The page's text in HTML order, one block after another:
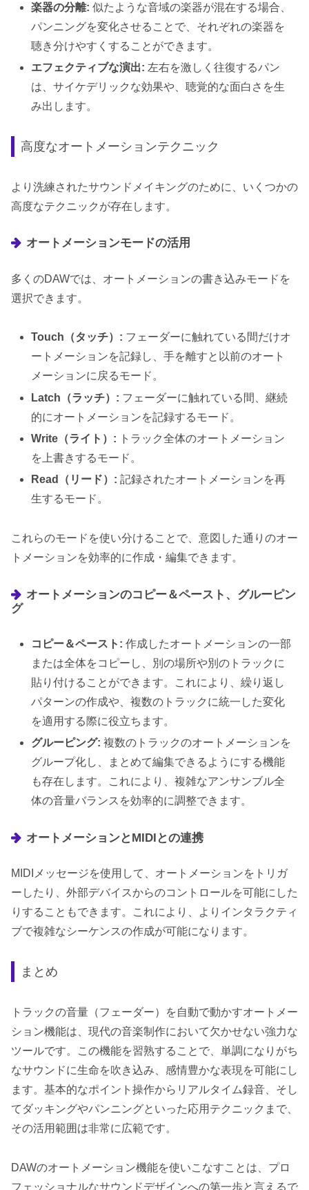
楽器の分離: 似たような音域の楽器が混在する場合、
パンニングを変化させることで、それぞれの楽器を
聴き分けやすくすることができます。
エフェクティブな演出: 左右を激しく往復するパン
は、サイケデリックな効果や、聴覚的な面白さを生
み出します。
高度なオートメーションテクニック
より洗練されたサウンドメイキングのために、いくつかの
高度なテクニックが存在します。
オートメーションモードの活用
多くのDAWでは、オートメーションの書き込みモードを
選択できます。
Touch（タッチ）: フェーダーに触れている間だけオ
ートメーションを記録し、手を離すと以前のオート
メーションに戻るモード。
Latch（ラッチ）: フェーダーに触れている間、継続
的にオートメーションを記録するモード。
Write（ライト）: トラック全体のオートメーション
を上書きするモード。
Read（リード）: 記録されたオートメーションを再
生するモード。
これらのモードを使い分けることで、意図した通りのオー
トメーションを効率的に作成・編集できます。
オートメーションのコピー＆ペースト、グルーピン
グ
コピー＆ペースト: 作成したオートメーションの一部
または全体をコピーし、別の場所や別のトラックに
貼り付けることができます。これにより、繰り返し
パターンの作成や、複数のトラックに統一した変化
を適用する際に役立ちます。
グルーピング: 複数のトラックのオートメーションを
グループ化し、まとめて編集できるようにする機能
も存在します。これにより、複雑なアンサンブル全
体の音量バランスを効率的に調整できます。
オートメーションとMIDIとの連携
MIDIメッセージを使用して、オートメーションをトリガ
ーしたり、外部デバイスからのコントロールを可能にした
りすることもできます。これにより、よりインタラクティ
ブで複雑なシーケンスの作成が可能になります。
まとめ
トラックの音量（フェーダー）を自動で動かすオートメー
ション機能は、現代の音楽制作において欠かせない強力な
ツールです。この機能を習熟することで、単調になりがち
なサウンドに生命を吹き込み、感情豊かな表現を可能にし
ます。基本的なポイント操作からリアルタイム録音、そし
てダッキングやパンニングといった応用テクニックまで、
その活用範囲は非常に広範です。
DAWのオートメーション機能を使いこなすことは、プロ
フェッショナルなサウンドデザインへの第一歩と言えるで